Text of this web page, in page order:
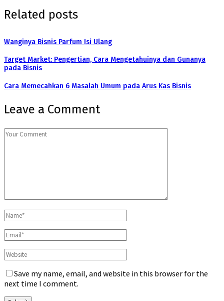
Related posts
Wanginya Bisnis Parfum Isi Ulang
Target Market: Pengertian, Cara Mengetahuinya dan Gunanya
pada Bisnis
Cara Memecahkan 6 Masalah Umum pada Arus Kas Bisnis
Leave a Comment
Save my name, email, and website in this browser for the
next time I comment.